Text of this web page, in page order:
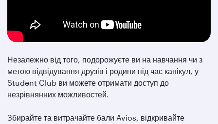
Незалежно від того, подорожуєте ви на навчання чи з
метою відвідування друзів і родини під час канікул, у
Student Club ви можете отримати доступ до
незрівнянних можливостей.
Збирайте та витрачайте бали Avios, відкривайте